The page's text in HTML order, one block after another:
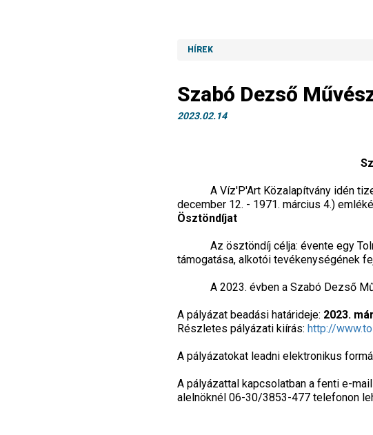
HÍREK
Szabó Dezső
2023.02.14
A Víz'P'Art Közalapítvány idén
december 12. - 1971. március 4.)
Ösztöndíjat
Az ösztöndíj célja: évente egy
támogatása, alkotói tevékenységének
A 2023. évben a Szabó Dezső
A pályázat beadási határideje: 2023.
Részletes pályázati kiírás: http://
A pályázatokat leadni elektronikus
A pályázattal kapcsolatban a fenti e-
alelnöknél 06-30/3853-477 telefonon